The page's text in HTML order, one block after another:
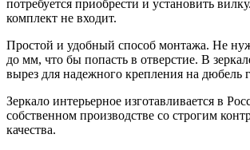
потребуется приобрести и установить
комплект не входит.
Простой и удобный способ монтажа. Не
до мм, что бы попасть в отверстие. В
вырез для надежного крепления на дюбель
Зеркало интерьерное изготавливается в
собственном производстве со строгим
качества.